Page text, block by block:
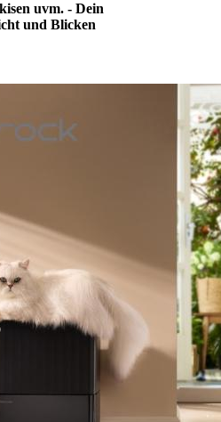
uvm. - Dein
und Blicken